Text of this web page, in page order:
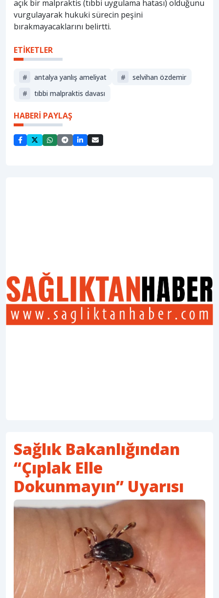
açık bir malpraktis (tıbbi uygulama hatası) olduğunu
vurgulayarak hukuki sürecin peşini
bırakmayacaklarını belirtti.
ETİKETLER
# antalya yanlış ameliyat #
selvihan özdemir
#
tıbbi malpraktis davası
HABERİ PAYLAŞ
Sağlık Bakanlığından
“Çıplak Elle
Dokunmayın” Uyarısı